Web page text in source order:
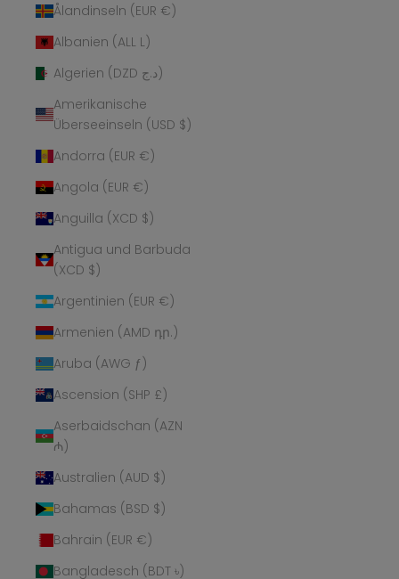
Ålandinseln (EUR €)
Albanien (ALL L)
Algerien (DZD د.ج)
Amerikanische
Überseeinseln (USD $)
Andorra (EUR €)
Angola (EUR €)
Anguilla (XCD $)
Antigua und Barbuda
(XCD $)
Argentinien (EUR €)
Armenien (AMD դր.)
Aruba (AWG ƒ)
Ascension (SHP £)
Aserbaidschan (AZN
₼)
Australien (AUD $)
Bahamas (BSD $)
Bahrain (EUR €)
Bangladesch (BDT ৳)